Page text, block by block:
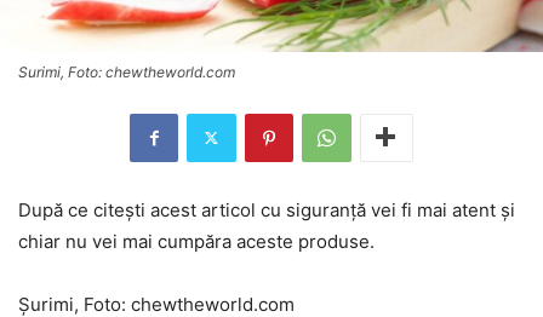
Surimi, Foto: chewtheworld.com
După ce citești acest articol cu siguranță vei fi mai atent și
chiar nu vei mai cumpăra aceste produse.
Șurimi, Foto: chewtheworld.com